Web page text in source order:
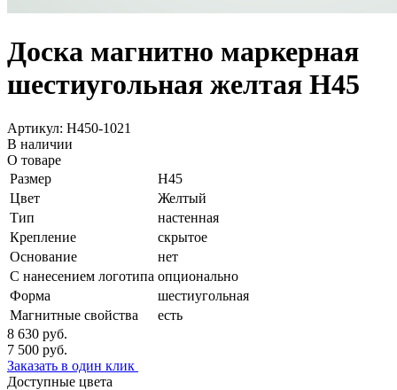
Доска магнитно маркерная
шестиугольная желтая H45
Артикул: H450-1021
В наличии
О товаре
Размер
H45
Цвет
Желтый
Тип
настенная
Крепление
скрытое
Основание
нет
С нанесением логотипа опционально
Форма
шестиугольная
Магнитные свойства
есть
8 630 руб.
7 500 руб.
Заказать в один клик
Доступные цвета